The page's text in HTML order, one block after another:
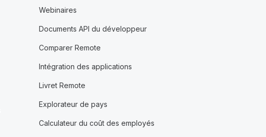
Webinaires
Documents API du développeur
Comparer Remote
Intégration des applications
Livret Remote
Explorateur de pays
Calculateur du coût des employés